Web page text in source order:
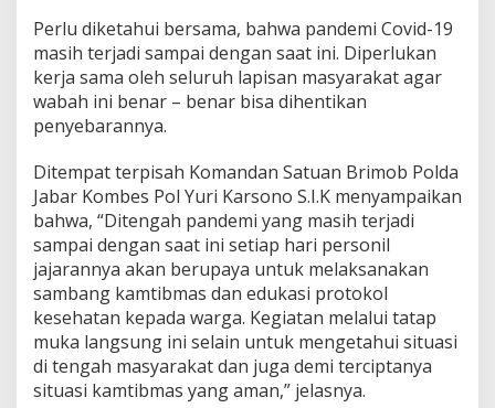
H
i
m
b
n
P
r
o
k
e
s
D
a
B
a
Perlu diketahui bersama, bahwa pandemi Covid-19
masih terjadi sampai dengan saat ini. Diperlukan
kerja sama oleh seluruh lapisan masyarakat agar
wabah ini benar – benar bisa dihentikan
penyebarannya.
Ditempat terpisah Komandan Satuan Brimob Polda
Jabar Kombes Pol Yuri Karsono S.I.K menyampaikan
bahwa, “Ditengah pandemi yang masih terjadi
sampai dengan saat ini setiap hari personil
jajarannya akan berupaya untuk melaksanakan
sambang kamtibmas dan edukasi protokol
kesehatan kepada warga. Kegiatan melalui tatap
muka langsung ini selain untuk mengetahui situasi
di tengah masyarakat dan juga demi terciptanya
situasi kamtibmas yang aman,” jelasnya.